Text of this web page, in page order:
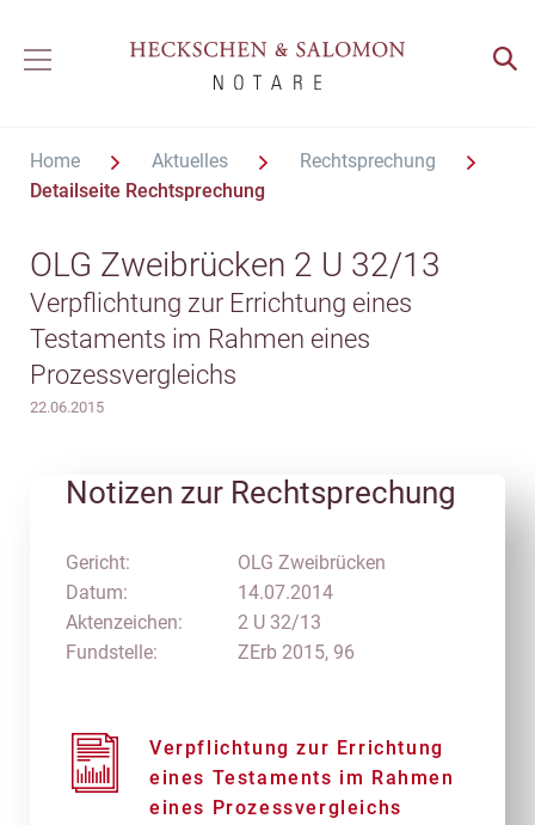
Home Aktuelles
Rechtsprechung
Detailseite Rechtsprechung
OLG Zweibrücken 2 U 32/13
Verpflichtung zur Errichtung eines
Testaments im Rahmen eines
Prozessvergleichs
22.06.2015
Notizen zur Rechtsprechung
Gericht:
Datum:
Aktenzeichen:
Fundstelle:
OLG Zweibrücken
14.07.2014
2 U 32/13
ZErb 2015, 96
Verpflichtung zur Errichtung
eines Testaments im Rahmen
eines Prozessvergleichs